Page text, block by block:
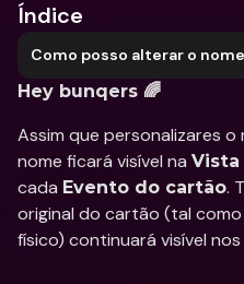
Índice
Como posso alterar o
Hey bunqers 🌈
Assim que personalizares
nome ficará visível na Vista
cada Evento do cartão.
original do cartão (tal
físico) continuará visível